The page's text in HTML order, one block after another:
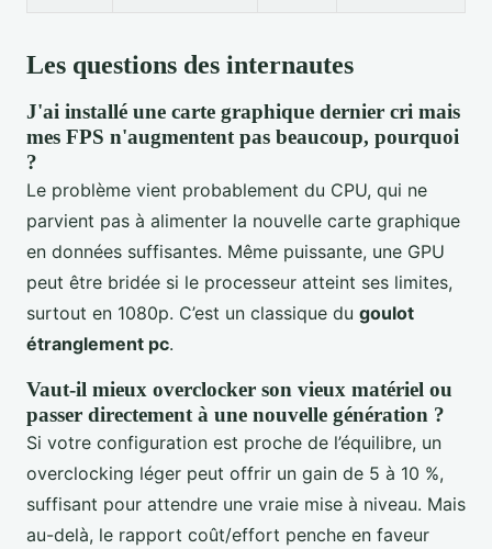
Les questions des internautes
J'ai installé une carte graphique dernier cri mais
mes FPS n'augmentent pas beaucoup, pourquoi
?
Le problème vient probablement du CPU, qui ne
parvient pas à alimenter la nouvelle carte graphique
en données suffisantes. Même puissante, une GPU
peut être bridée si le processeur atteint ses limites,
surtout en 1080p. C’est un classique du goulot
étranglement pc.
Vaut-il mieux overclocker son vieux matériel ou
passer directement à une nouvelle génération ?
Si votre configuration est proche de l’équilibre, un
overclocking léger peut offrir un gain de 5 à 10 %,
suffisant pour attendre une vraie mise à niveau. Mais
au-delà, le rapport coût/effort penche en faveur